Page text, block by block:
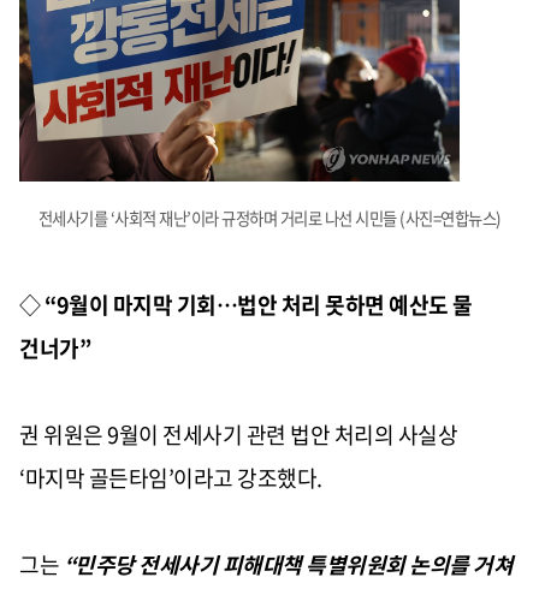
전세사기를 ‘사회적 재난’이라 규정하며 거리로 나선 시민들 (사진=연합뉴스)
◇“9월이 마지막 기회…법안 처리 못하면 예산도 물
건너가”
권 위원은 9월이 전세사기 관련 법안 처리의 사실상
‘마지막 골든타임’이라고 강조했다.
그는 “민주당 전세사기 피해대책 특별위원회 논의를 거쳐